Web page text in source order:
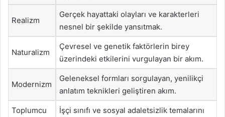
Realizm
Gerçek hayattaki olayları ve karakterleri
nesnel bir şekilde yansıtmak.
Naturalizm
Çevresel ve genetik faktörlerin birey
üzerindeki etkilerini vurgulayan bir akım.
Modernizm
Geleneksel formları sorgulayan, yenilikçi
anlatım teknikleri geliştiren akım.
Toplumcu
İşçi sınıfı ve sosyal adaletsizlik temalarını